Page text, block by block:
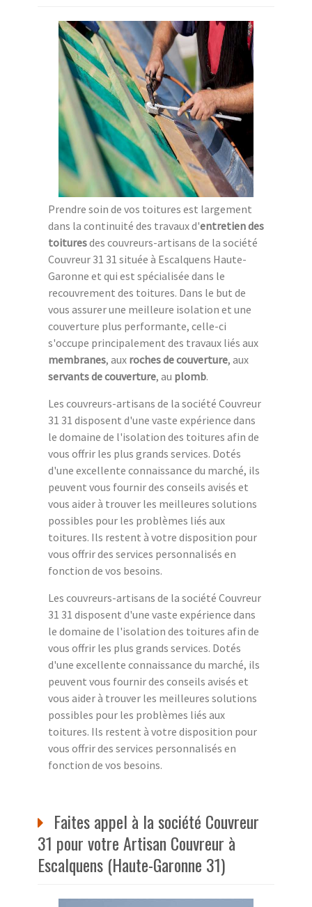
Prendre soin de vos toitures est largement
dans la continuité des travaux d'entretien des
toituresdes couvreurs-artisans de la société
Couvreur 31 31 située à Escalquens Haute-
Garonne et qui est spécialisée dans le
recouvrement des toitures. Dans le but de
vous assurer une meilleure isolation et une
couverture plus performante, celle-ci
s'occupe principalement des travaux liés aux
membranes, aux roches de couverture, aux
servants de couverture, au plomb.
Les couvreurs-artisans de la société Couvreur
31 31 disposent d'une vaste expérience dans
le domaine de l'isolation des toitures afin de
vous offrir les plus grands services. Dotés
d'une excellente connaissance du marché, ils
peuvent vous fournir des conseils avisés et
vous aider à trouver les meilleures solutions
possibles pour les problèmes liés aux
toitures. Ils restent à votre disposition pour
vous offrir des services personnalisés en
fonction de vos besoins.
Les couvreurs-artisans de la société Couvreur
31 31 disposent d'une vaste expérience dans
le domaine de l'isolation des toitures afin de
vous offrir les plus grands services. Dotés
d'une excellente connaissance du marché, ils
peuvent vous fournir des conseils avisés et
vous aider à trouver les meilleures solutions
possibles pour les problèmes liés aux
toitures. Ils restent à votre disposition pour
vous offrir des services personnalisés en
fonction de vos besoins.
Faites appel à la société Couvreur
31 pour votre Artisan Couvreur à
Escalquens (Haute-Garonne 31)